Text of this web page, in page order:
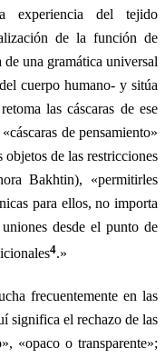
experiencia del tejido
de la función de
una gramática universal
cuerpo humano- y sitúa
las cáscaras de ese
de pensamiento»
de las restricciones
Bakhtin), «permitirles
para ellos, no importa
desde el punto de
4.»
frecuentemente en las
significa el rechazo de las
«opaco o transparente»;